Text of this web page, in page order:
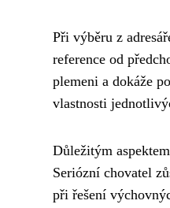
Při výběru z
reference od
plemeni a dokáže
vlastnosti
Důležitým
Seriózní chovatel
při řešení